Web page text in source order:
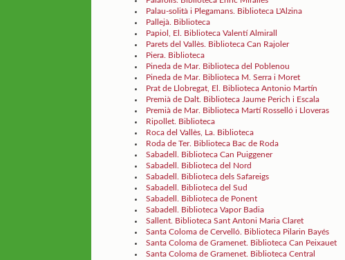
Palau-solità i Plegamans. Biblioteca L'Alzina
Pallejà. Biblioteca
Papiol, El. Biblioteca Valentí Almirall
Parets del Vallès. Biblioteca Can Rajoler
Piera. Biblioteca
Pineda de Mar. Biblioteca del Poblenou
Pineda de Mar. Biblioteca M. Serra i Moret
Prat de Llobregat, El. Biblioteca Antonio Martín
Premià de Dalt. Biblioteca Jaume Perich i Escala
Premià de Mar. Biblioteca Martí Rosselló i Lloveras
Ripollet. Biblioteca
Roca del Vallès, La. Biblioteca
Roda de Ter. Biblioteca Bac de Roda
Sabadell. Biblioteca Can Puiggener
Sabadell. Biblioteca del Nord
Sabadell. Biblioteca dels Safareigs
Sabadell. Biblioteca del Sud
Sabadell. Biblioteca de Ponent
Sabadell. Biblioteca Vapor Badia
Sallent. Biblioteca Sant Antoni Maria Claret
Santa Coloma de Cervelló. Biblioteca Pilarin Bayés
Santa Coloma de Gramenet. Biblioteca Can Peixauet
Santa Coloma de Gramenet. Biblioteca Central